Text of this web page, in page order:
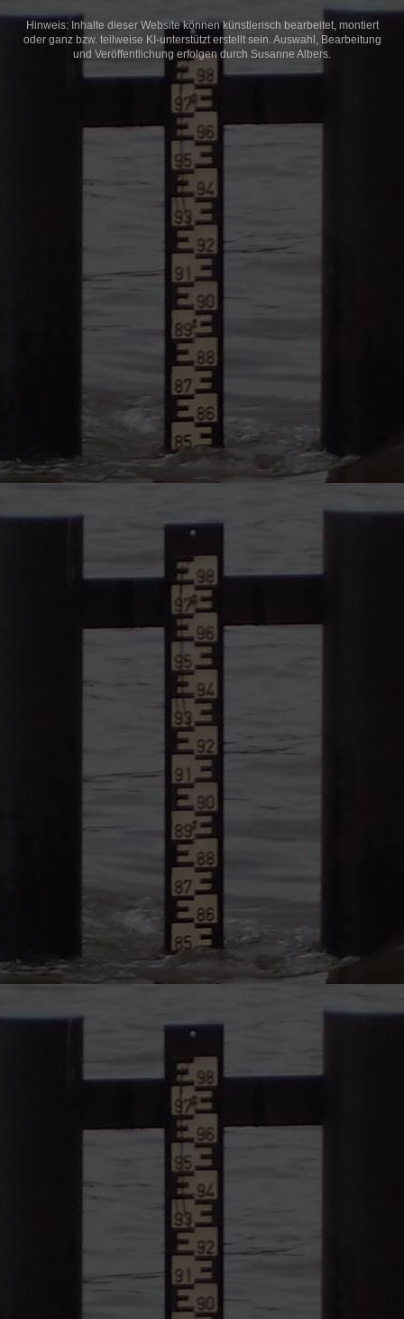
Hinweis: Inhalte dieser Website können künstlerisch bearbeitet, montiert
oder ganz bzw. teilweise KI-unterstützt erstellt sein. Auswahl, Bearbeitung
und Veröffentlichung erfolgen durch Susanne Albers.